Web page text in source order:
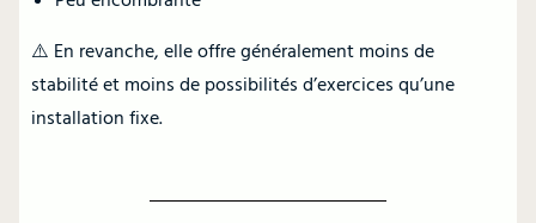
⚠️ En revanche, elle offre généralement moins de
stabilité et moins de possibilités d’exercices qu’une
installation fixe.